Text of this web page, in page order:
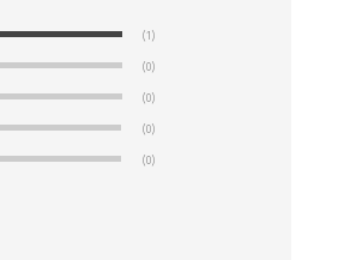
(1)
(0)
(0)
(0)
(0)